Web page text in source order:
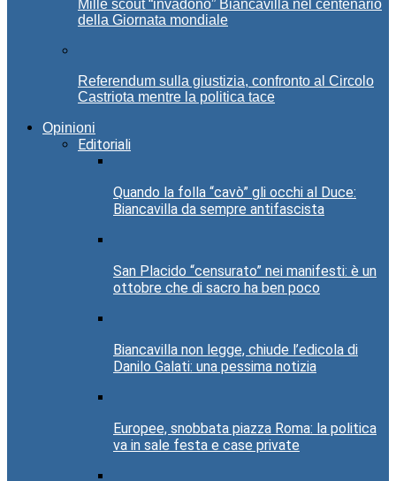
Mille scout “invadono” Biancavilla nel centenario
della Giornata mondiale
Referendum sulla giustizia, confronto al Circolo
Castriota mentre la politica tace
Opinioni
Editoriali
Quando la folla “cavò” gli occhi al Duce:
Biancavilla da sempre antifascista
San Placido “censurato” nei manifesti: è un
ottobre che di sacro ha ben poco
Biancavilla non legge, chiude l’edicola di
Danilo Galati: una pessima notizia
Europee, snobbata piazza Roma: la politica
va in sale festa e case private